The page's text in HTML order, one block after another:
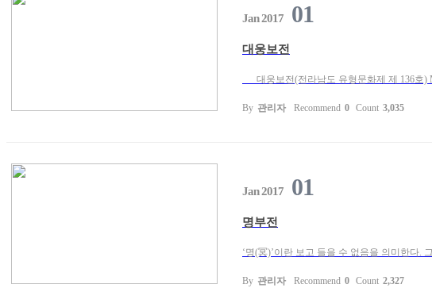
Jan 2017 01
대웅보전
대웅보전(전라남도 유형문화제 제 136호)
By 관리자 Recommend 0 Count 3,035
Jan 2017 01
명부전
‘명(冥)’이란 보고 들을 수 없음을 의미한다.
By 관리자 Recommend 0 Count 2,327